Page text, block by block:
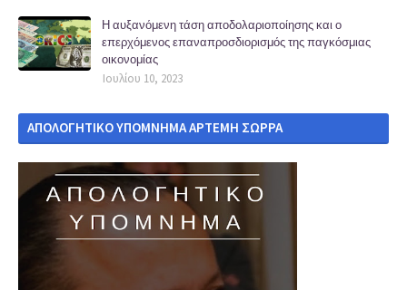
Η αυξανόμενη τάση αποδολαριοποίησης και ο
επερχόμενος επαναπροσδιορισμός της παγκόσμιας
οικονομίας
Ιουλίου 10, 2023
ΑΠΟΛΟΓΗΤΙΚΟ ΥΠΟΜΝΗΜΑ ΑΡΤΕΜΗ ΣΩΡΡΑ